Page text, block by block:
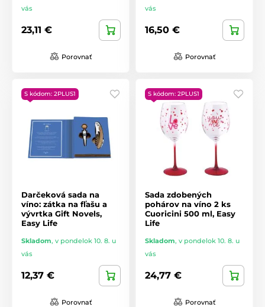
vás
23,11 €
Porovnať
vás
16,50 €
Porovnať
S kódom: 2PLUS1
Darčeková sada na
víno: zátka na fľašu a
vývrtka Gift Novels,
Easy Life
Skladom, v pondelok 10. 8. u
vás
12,37 €
Porovnať
S kódom: 2PLUS1
Sada zdobených
pohárov na víno 2 ks
Cuoricini 500 ml, Easy
Life
Skladom, v pondelok 10. 8. u
vás
24,77 €
Porovnať